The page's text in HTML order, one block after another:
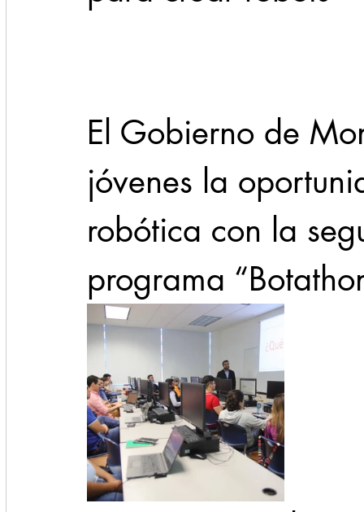
Seguridad 1 enero
El Gobierno de
jóvenes la
robótica con la
programa